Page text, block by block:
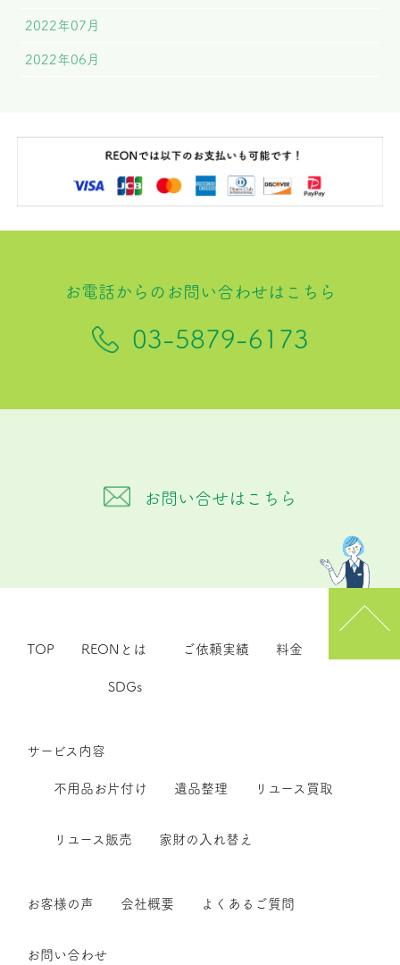
2022年07月
2022年06月
お電話からのお問い合わせはこちら
03-5879-6173
お問い合せはこちら
TOP REONとは
SDGs
ご依頼実績 料金
サービス内容
不用品お片付け 遺品整理 リユース買取
リユース販売 家財の入れ替え
お客様の声 会社概要 よくあるご質問
お問い合わせ